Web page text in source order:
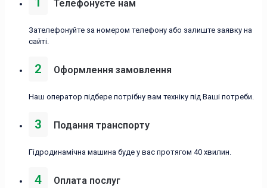
Телефонуєте нам
Зателефонуйте за номером телефону або залиште заявку на
сайті.
2 Оформлення замовлення
Наш оператор підбере потрібну вам техніку під Ваші потреби.
3 Подання транспорту
Гідродинамічна машина буде у вас протягом 40 хвилин.
4 Оплата послуг